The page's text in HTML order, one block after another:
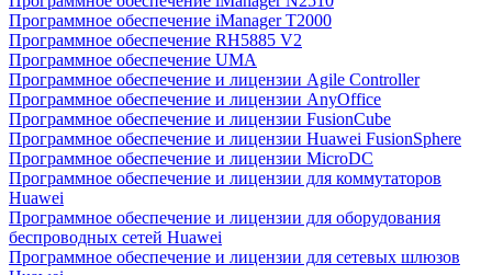
Программное обеспечение iManager T2000
Программное обеспечение RH5885 V2
Программное обеспечение UMA
Программное обеспечение и лицензии Agile Controller
Программное обеспечение и лицензии AnyOffice
Программное обеспечение и лицензии FusionCube
Программное обеспечение и лицензии Huawei FusionSphere
Программное обеспечение и лицензии MicroDC
Программное обеспечение и лицензии для коммутаторов
Huawei
Программное обеспечение и лицензии для оборудования
беспроводных сетей Huawei
Программное обеспечение и лицензии для сетевых шлюзов